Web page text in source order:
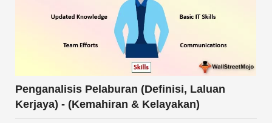
Penganalisis Pelaburan (Definisi, Laluan
Kerjaya) - (Kemahiran & Kelayakan)